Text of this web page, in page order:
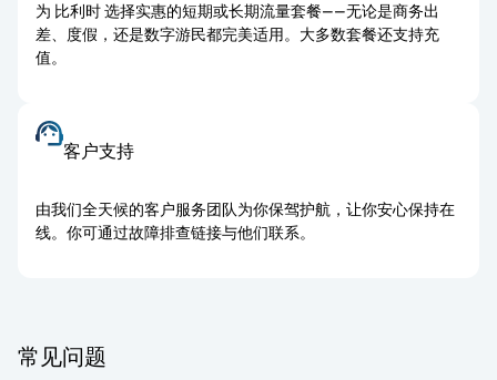
为 比利时 选择实惠的短期或长期流量套餐——无论是商务出
差、度假，还是数字游民都完美适用。大多数套餐还支持充
值。
客户支持
由我们全天候的客户服务团队为你保驾护航，让你安心保持在
线。你可通过故障排查链接与他们联系。
常见问题